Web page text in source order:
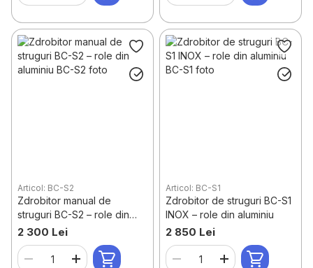
Articol: BC-S2
Zdrobitor manual de
struguri BC-S2 – role din
aluminiu
2 300 Lei
Articol: BC-S1
Zdrobitor de struguri BC-S1
INOX – role din aluminiu
2 850 Lei